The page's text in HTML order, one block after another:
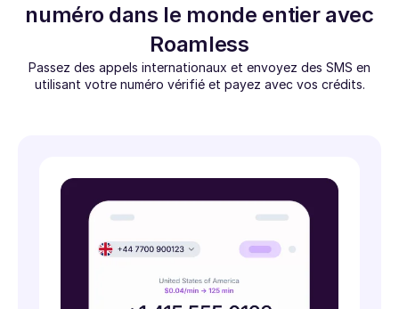
numéro dans le monde entier avec
Roamless
Passez des appels internationaux et envoyez des SMS en
utilisant votre numéro vérifié et payez avec vos crédits.